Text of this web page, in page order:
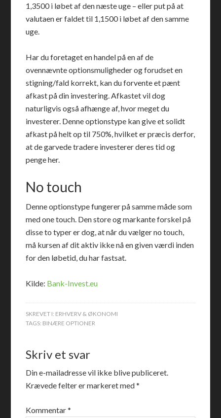
1,3500 i løbet af den næste uge – eller put på at
valutaen er faldet til 1,1500 i løbet af den samme
uge.
Har du foretaget en handel på en af de
ovennævnte optionsmuligheder og forudset en
stigning/fald korrekt, kan du forvente et pænt
afkast på din investering. Afkastet vil dog
naturligvis også afhænge af, hvor meget du
investerer. Denne optionstype kan give et solidt
afkast på helt op til 750%, hvilket er præcis derfor,
at de garvede tradere investerer deres tid og
penge her.
No touch
Denne optionstype fungerer på samme måde som
med one touch. Den store og markante forskel på
disse to typer er dog, at når du vælger no touch,
må kursen af dit aktiv ikke nå en given værdi inden
for den løbetid, du har fastsat.
Kilde: Bank-Invest.eu
SKREVET I: ERHVERV & ØKONOMI
TAGS: BINÆRE OPTIONER
Skriv et svar
Din e-mailadresse vil ikke blive publiceret.
Krævede felter er markeret med*
Kommentar*